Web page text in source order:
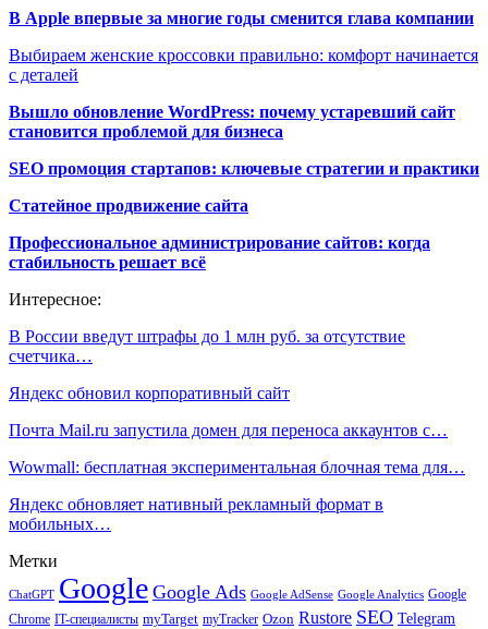
В Apple впервые за многие годы сменится глава компании
Выбираем женские кроссовки правильно: комфорт начинается
с деталей
Вышло обновление WordPress: почему устаревший сайт
становится проблемой для бизнеса
SEO промоция стартапов: ключевые стратегии и практики
Статейное продвижение сайта
Профессиональное администрирование сайтов: когда
стабильность решает всё
Интересное:
В России введут штрафы до 1 млн руб. за отсутствие
счетчика…
Яндекс обновил корпоративный сайт
Почта Mail.ru запустила домен для переноса аккаунтов с…
Wowmall: бесплатная экспериментальная блочная тема для…
Яндекс обновляет нативный рекламный формат в
мобильных…
Метки
ChatGPT Google Google Ads Google AdSense Google Analytics Google
Chrome IT-специалисты myTarget myTracker Ozon Rustore SEO Telegram